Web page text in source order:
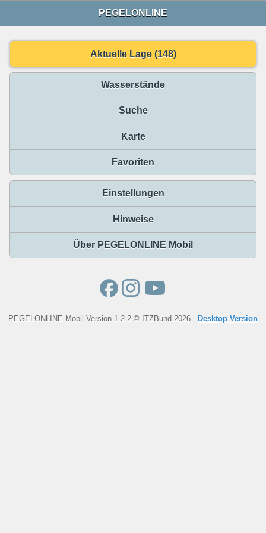
PEGELONLINE
Aktuelle Lage (148)
Wasserstände
Suche
Karte
Favoriten
Einstellungen
Hinweise
Über PEGELONLINE Mobil
PEGELONLINE Mobil Version 1.2.2 © ITZBund 2026 - Desktop Version